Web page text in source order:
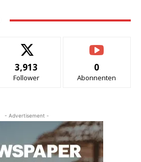
3,913
Follower
0
Abonnenten
- Advertisement -